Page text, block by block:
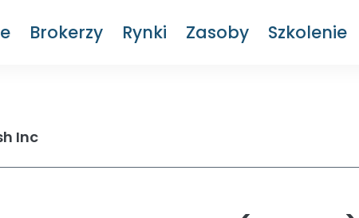
Brokerzy Rynki Zasoby Szkolenie
Inc